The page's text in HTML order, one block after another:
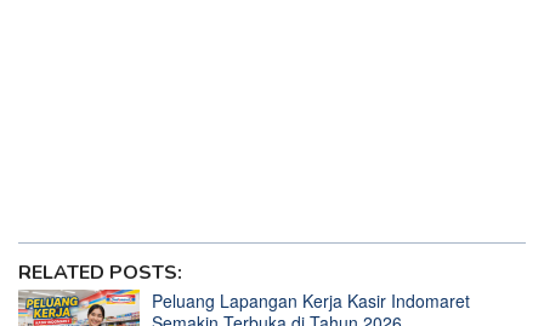
RELATED POSTS:
Peluang Lapangan Kerja Kasir Indomaret